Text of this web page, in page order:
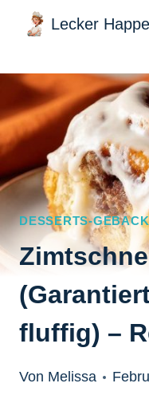
Zum
Inhalt
springen
Lecker
DESSERTS-GEBACK
fluffig) –
Von Melissa